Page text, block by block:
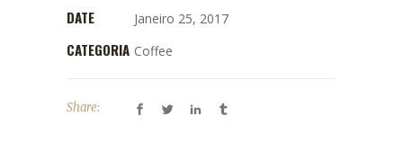
DATE Janeiro 25, 2017
CATEGORIA Coffee
Share: